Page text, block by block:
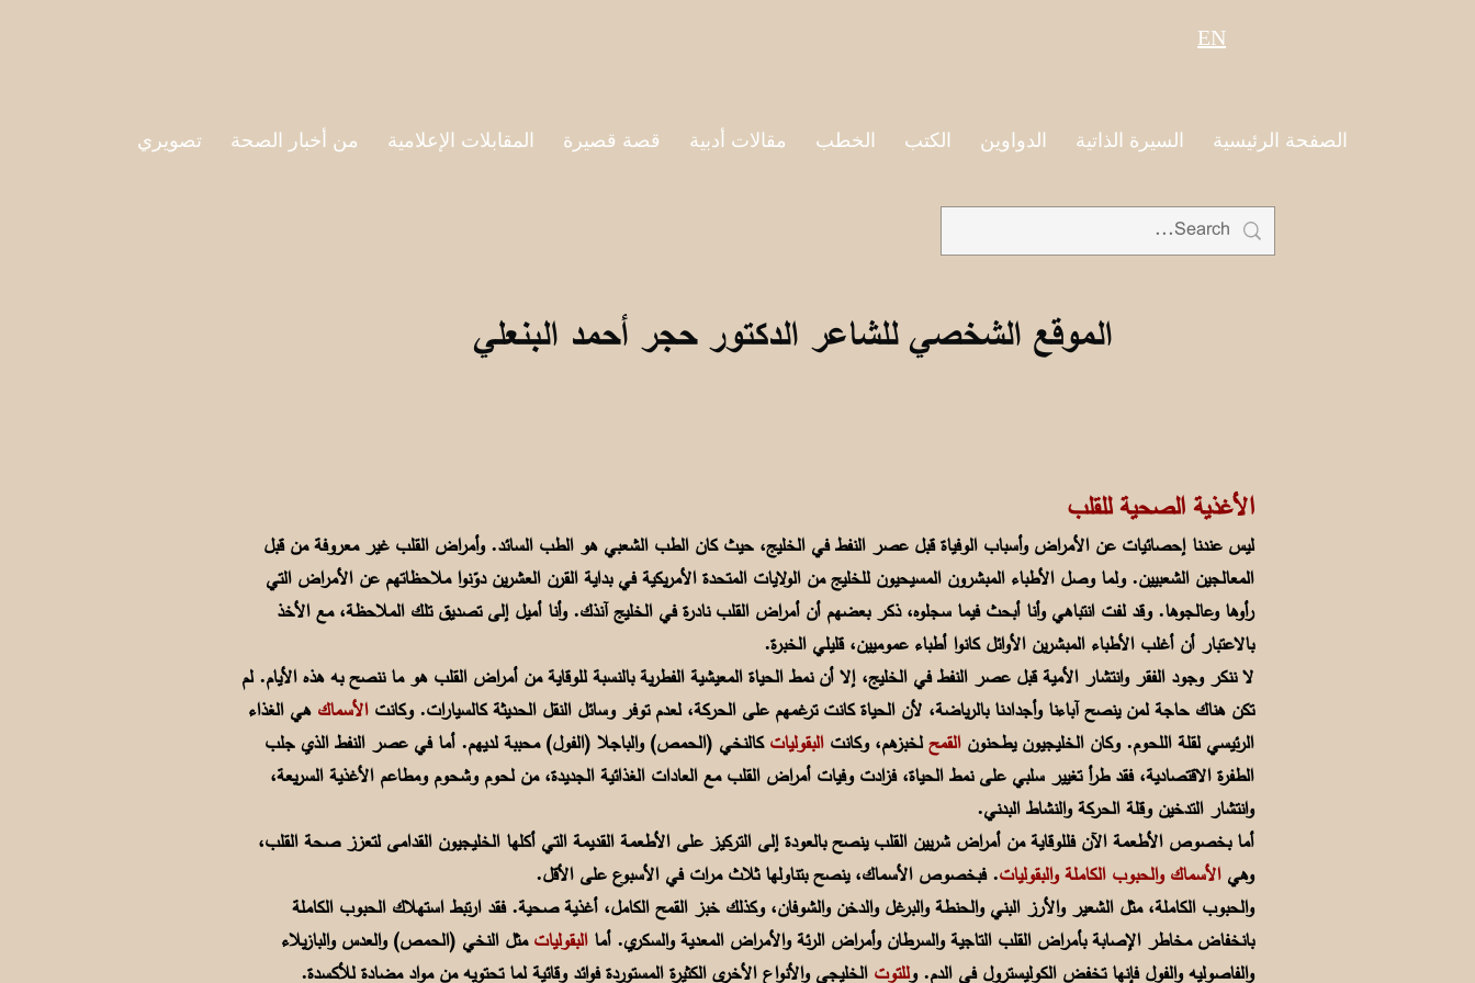
EN
الصفحة الرئيسية السيرة الذاتية الدواوين الكتب الخطب مقالات أدبية قصة قصيرة المقابلات الإعلامية من أخبار الصحة تصويري
الموقع الشخصي للشاعر الدكتور حجر أحمد البنعلي
الأغذية الصحية للقلب
ليس عندنا إحصائيات عن الأمراض وأسباب الوفياة قبل عصر النفط في الخليج، حيث كان الطب الشعبي هو الطب السائد. وأمراض القلب غير معروفة من قبل
المعالجين الشعبيين. ولما وصل الأطباء المبشرون المسيحيون للخليج من الولايات المتحدة الأمريكية في بداية القرن العشرين دوّنوا ملاحظاتهم عن الأمراض التي
رأوها وعالجوها. وقد لفت انتباهي وأنا أبحث فيما سجلوه، ذكر بعضهم أن أمراض القلب نادرة في الخليج آنذك. وأنا أميل إلى تصديق تلك الملاحظة، مع الأخذ
بالاعتبار أن أغلب الأطباء المبشرين الأوائل كانوا أطباء عموميين، قليلي الخبرة.
لا ننكر وجود الفقر وانتشار الأمية قبل عصر النفط في الخليج، إلا أن نمط الحياة المعيشية الفطرية بالنسبة للوقاية من أمراض القلب هو ما ننصح به هذه الأيام. لم
تكن هناك حاجة لمن ينصح آباءنا وأجدادنا بالرياضة، لأن الحياة كانت ترغمهم على الحركة، لعدم توفر وسائل النقل الحديثة كالسيارات. وكانت الأسماك هي الغذاء
الرئيسي لقلة اللحوم. وكان الخليجيون يطحنونالقمحلخبزهم، وكانتالبقولياتكالنخي (الحمص) والباجلا (الفول) محببة لديهم. أما في عصر النفط الذي جلب
الطفرة الاقتصادية، فقد طرأ تغيير سلبي على نمط الحياة، فزادت وفيات أمراض القلب مع العادات الغذائية الجديدة، من لحوم وشحوم ومطاعم الأغذية السريعة،
وانتشار التدخين وقلة الحركة والنشاط البدني.
أما بخصوص الأطعمة الآن فللوقاية من أمراض شريين القلب ينصح بالعودة إلى التركيز على الأطعمة القديمة التي أكلها الخليجيون القدامى لتعزز صحة القلب،
وهيالأسماك والحبوب الكاملة والبقوليات. فبخصوص الأسماك، ينصح بتناولها ثلاث مرات في الأسبوع على الأقل.
والحبوب الكاملة، مثل الشعير والأرز البني والحنطة والبرغل والدخن والشوفان، وكذلك خبز القمح الكامل، أغذية صحية. فقد ارتبط استهلاك الحبوب الكاملة
بانخفاض مخاطر الإصابة بأمراض القلب التاجية والسرطان وأمراض الرئة والأمراض المعدية والسكري. أماالبقولياتمثل النخي (الحمص) والعدس والبازيلاء
والفاصوليه والفول فإنها تخفض الكوليسترول في الدم. وللتوت الخليجي والأنواع الأخرى الكثيرة المستوردة فوائد وقائية لما تحتويه من مواد مضادة للأكسدة.